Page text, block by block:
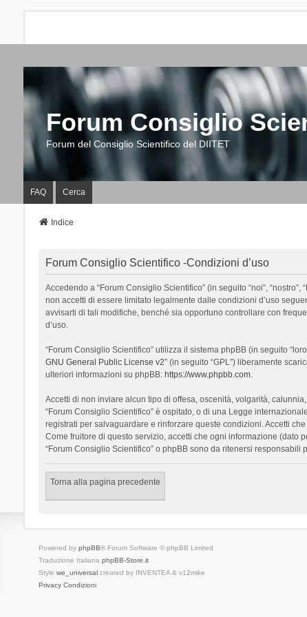
Forum Consiglio
Forum del Consiglio Scientifico del DIITET
FAQ Cerca
Indice
Forum Consiglio Scientifico -Condizioni d’uso
Accedendo a “Forum Consiglio Scientifico” (in seguito “noi”,
non accetti di essere limitato legalmente dalle condizioni d’uso
avvisarti di tali modifiche, benché sia opportuno controllare con
d’uso.
“Forum Consiglio Scientifico” utilizza il sistema phpBB (in seguito
GNU General Public License v2” (in seguito “GPL”) liberamente
ulteriori informazioni su phpBB: https://www.phpbb.com.
Accetti di non inviare alcun tipo di offesa, oscenità, volgarità,
“Forum Consiglio Scientifico” è ospitato, o di una Legge
registrati per salvaguardare e rinforzare queste condizioni. Accetti
Come fruitore di questo servizio, accetti che ogni informazione (dato
“Forum Consiglio Scientifico” o phpBB sono da ritenersi
Torna alla pagina precedente
Powered by phpBB® Forum Software © phpBB Limited
Traduzione Italiana phpBB-Store.it
Style we_universalcreated by INVENTEA & v12mike
Privacy Condizioni